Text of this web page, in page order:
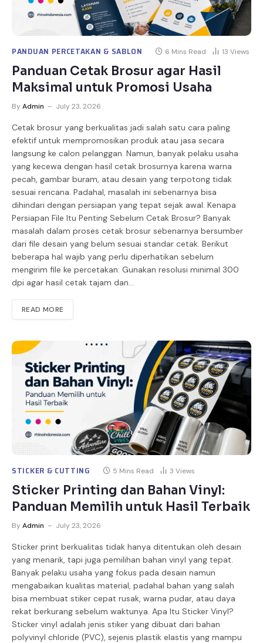
PANDUAN PERCETAKAN & SABLON 6 Mins Read 13 Views
Panduan Cetak Brosur agar Hasil
Maksimal untuk Promosi Usaha
ByAdmin July 23, 2026
Cetak brosur yang berkualitas jadi salah satu cara paling
efektif untuk mempromosikan produk atau jasa secara
langsung ke calon pelanggan. Namun, banyak pelaku usaha
yang kecewa dengan hasil cetak brosurnya karena warna
pecah, gambar buram, atau desain yang terpotong tidak
sesuai rencana. Padahal, masalah ini sebenarnya bisa
dihindari dengan persiapan yang tepat sejak awal. Kenapa
Persiapan File Itu Penting Sebelum Cetak Brosur? Banyak
masalah dalam proses cetak brosur sebenarnya bersumber
dari file desain yang belum sesuai standar cetak. Berikut
beberapa hal wajib yang perlu diperhatikan sebelum
mengirim file ke percetakan: Gunakan resolusi minimal 300
dpi agar hasil cetak tajam dan…
READ MORE
STICKER & CUTTING 5 Mins Read 3 Views
Sticker Printing dan Bahan Vinyl:
Panduan Memilih untuk Hasil Terbaik
ByAdmin July 23, 2026
Sticker print berkualitas tidak hanya ditentukan oleh desain
yang menarik, tapi juga pemilihan bahan vinyl yang tepat.
Banyak pelaku usaha yang fokus pada desain namun
mengabaikan kualitas material, padahal bahan yang salah
bisa membuat stiker cepat rusak, warna pudar, atau daya
rekat berkurang sebelum waktunya. Apa Itu Sticker Vinyl?
Sticker vinyl adalah jenis stiker yang dibuat dari bahan
polyvinyl chloride (PVC), sejenis plastik elastis yang mampu